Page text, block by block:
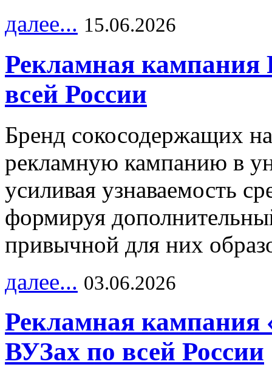
далее... 15.06.2026
Рекламная
всей России
Бренд сокосодержащих
рекламную кампанию в
усиливая узнаваемость
формируя
привычной для них
далее... 03.06.2026
Рекламная кампания
ВУЗах по всей России